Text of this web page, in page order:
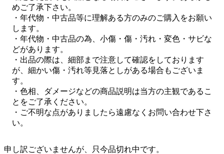
めご了承下さい。
・年代物・中古品等に理解ある方のみのご購入をお願い
します。
・年代物・中古品の為、小傷・傷・汚れ・変色・サビな
どがあります。
・出品の際は、細部まで注意して確認をしております
が、細かい傷・汚れ等見落としがある場合もございま
す。
・色相、ダメージなどの商品説明は当方の主観であるこ
とをご了承ください。
・ご不明な点がありましたら遠慮なくお問い合わせ下さ
い。
申し訳ございませんが、只今品切れ中です。